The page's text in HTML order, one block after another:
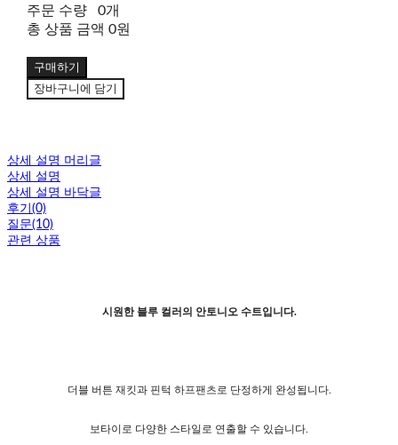
주문 수량
0개
총 상품 금액 0원
구매하기
장바구니에 담기
상세 설명 머리글
상세 설명
상세 설명 바닥글
후기(0)
질문(10)
관련 상품
시원한 블루 컬러의 안토니오 수트입니다.
더블 버튼 재킷과 핀턱 하프팬츠로 단정하게 완성됩니다.
보타이로 다양한 스타일로 연출할 수 있습니다.